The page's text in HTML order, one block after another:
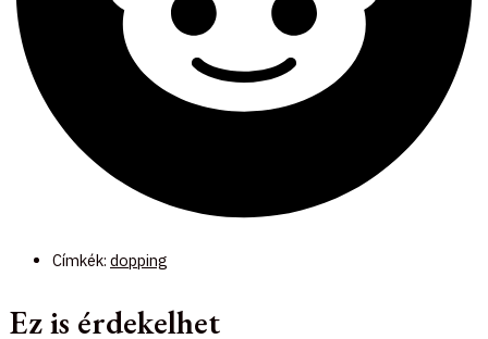
Címkék: dopping
Ez is érdekelhet